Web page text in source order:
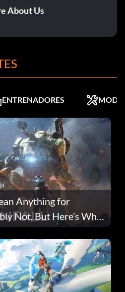
About Us
ENTRENADORES MODS
Anything for
Not, But Here’s Why